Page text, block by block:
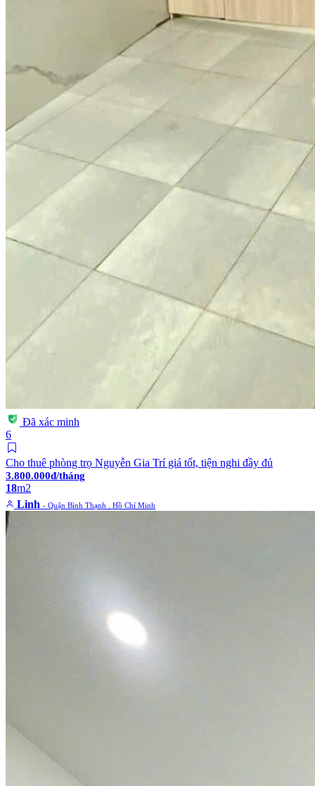
Đã xác minh
6
Cho thuê phòng trọ Nguyễn Gia Trí giá tốt, tiện nghi đầy đủ
3.800.000đ/tháng
18m2
Linh - Quận Bình Thạnh . Hồ Chí Minh